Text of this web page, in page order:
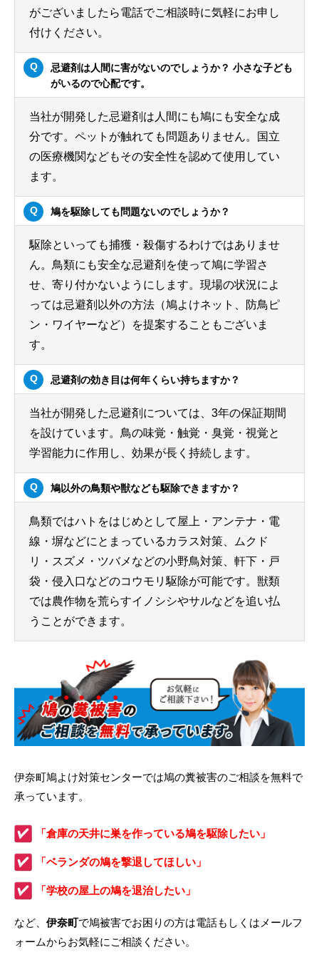
がございましたら電話でご相談時に気軽にお申し
付けください。
忌避剤は人間に害がないのでしょうか？ 小さな子ども
がいるので心配です。
当社が開発した忌避剤は人間にも鳩にも安全な成
分です。ペットが触れても問題ありません。国立
の医療機関などもその安全性を認めて使用してい
ます。
鳩を駆除しても問題ないのでしょうか？
駆除といっても捕獲・殺傷するわけではありませ
ん。鳥類にも安全な忌避剤を使って鳩に学習さ
せ、寄り付かないようにします。現場の状況によ
っては忌避剤以外の方法（鳩よけネット、防鳥ピ
ン・ワイヤーなど）を提案することもございま
す。
忌避剤の効き目は何年くらい持ちますか？
当社が開発した忌避剤については、3年の保証期間
を設けています。鳥の味覚・触覚・臭覚・視覚と
学習能力に作用し、効果が長く持続します。
鳩以外の鳥類や獣なども駆除できますか？
鳥類ではハトをはじめとして屋上・アンテナ・電
線・塀などにとまっているカラス対策、ムクド
リ・スズメ・ツバメなどの小野鳥対策、軒下・戸
袋・侵入口などのコウモリ駆除が可能です。獣類
では農作物を荒らすイノシシやサルなどを追い払
うことができます。
伊奈町鳩よけ対策センターでは鳩の糞被害のご相談を無料で
承っています。
「倉庫の天井に巣を作っている鳩を駆除したい」
「ベランダの鳩を撃退してほしい」
「学校の屋上の鳩を退治したい」
など、 伊奈町で鳩被害でお困りの方は電話もしくはメールフ
ォームからお気軽にご相談ください。